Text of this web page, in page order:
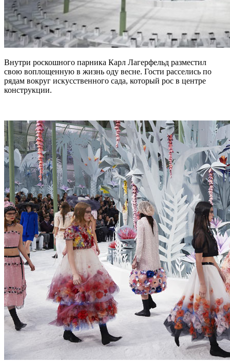
Внутри роскошного парника Карл Лагерфельд разместил
свою воплощенную в жизнь оду весне. Гости расселись по
рядам вокруг искусственного сада, который рос в центре
конструкции.